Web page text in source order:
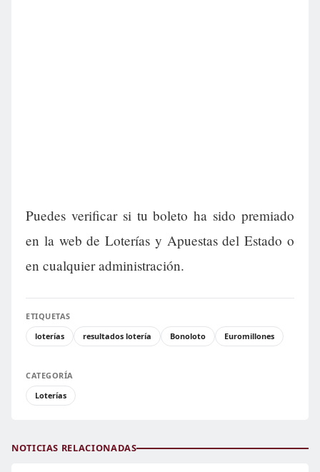
Puedes verificar si tu boleto ha sido premiado
en la web de Loterías y Apuestas del Estado o
en cualquier administración.
ETIQUETAS
loterías
resultados lotería Bonoloto Euromillones
CATEGORÍA
Loterías
NOTICIAS RELACIONADAS